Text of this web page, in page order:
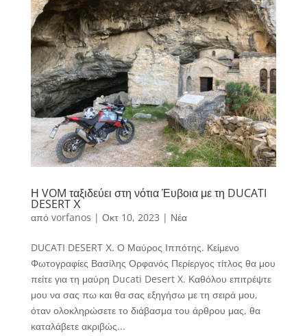
Η VOM ταξιδεύει στη νότια Έυβοια με τη DUCATI
DESERT Χ
από vorfanos | Οκτ 10, 2023 | Νέα
DUCATI DESERT Χ. Ο Μαύρος Ιππότης. Κείμενο
Φωτογραφίες Βασίλης Ορφανός Περίεργος τίτλος θα μου
πείτε για τη μαύρη Ducati Desert X. Καθόλου επιτρέψτε
μου να σας πω και θα σας εξηγήσω με τη σειρά μου,
όταν ολοκληρώσετε το διάβασμα του άρθρου μας, θα
καταλάβετε ακριβώς...